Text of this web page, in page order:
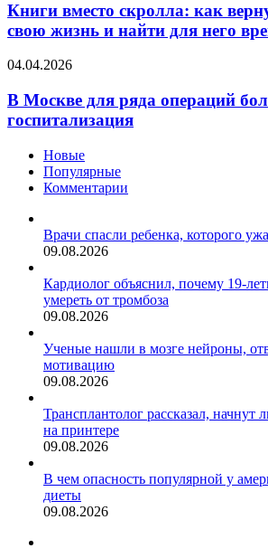
России
скролла:
как
вернуть
в
жизнь
и
него
время
Книги вместо скролла: как
свою жизнь и найти для него
В
для
ряда
операций
нужна
госпитализация
04.04.2026
В Москве для ряда операций
госпитализация
Новые
Популярные
Комментарии
Врачи спасли ребенка, которого
09.08.2026
Кардиолог объяснил, почему 19-
умереть от тромбоза
09.08.2026
Ученые нашли в мозге нейроны,
мотивацию
09.08.2026
Трансплантолог рассказал, начнут
на принтере
09.08.2026
В чем опасность популярной у
диеты
09.08.2026